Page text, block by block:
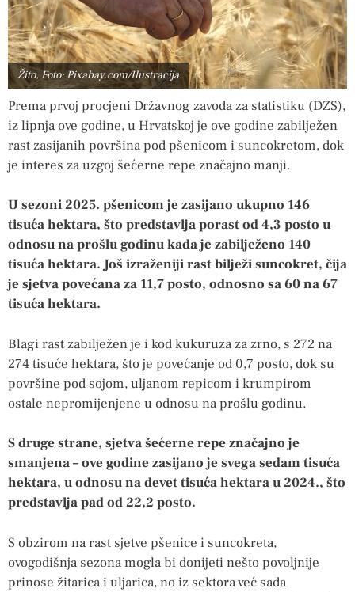
Žito, Foto: Pixabay.com/Ilustracija
Prema prvoj procjeni Državnog zavoda za statistiku (DZS),
iz lipnja ove godine, u Hrvatskoj je ove godine zabilježen
rast zasijanih površina pod pšenicom i suncokretom, dok
je interes za uzgoj šećerne repe značajno manji.
U sezoni 2025. pšenicom je zasijano ukupno 146
tisuća hektara, što predstavlja porast od 4,3 posto u
odnosu na prošlu godinu kada je zabilježeno 140
tisuća hektara. Još izraženiji rast bilježi suncokret, čija
je sjetva povećana za 11,7 posto, odnosno sa 60 na 67
tisuća hektara.
Blagi rast zabilježen je i kod kukuruza za zrno, s 272 na
274 tisuće hektara, što je povećanje od 0,7 posto, dok su
površine pod sojom, uljanom repicom i krumpirom
ostale nepromijenjene u odnosu na prošlu godinu.
S druge strane, sjetva šećerne repe značajno je
smanjena – ove godine zasijano je svega sedam tisuća
hektara, u odnosu na devet tisuća hektara u 2024., što
predstavlja pad od 22,2 posto.
S obzirom na rast sjetve pšenice i suncokreta,
ovogodišnja sezona mogla bi donijeti nešto povoljnije
prinose žitarica i uljarica, no iz sektora već sada